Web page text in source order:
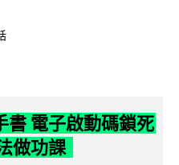
書 電子啟動碼鎖死
做功課